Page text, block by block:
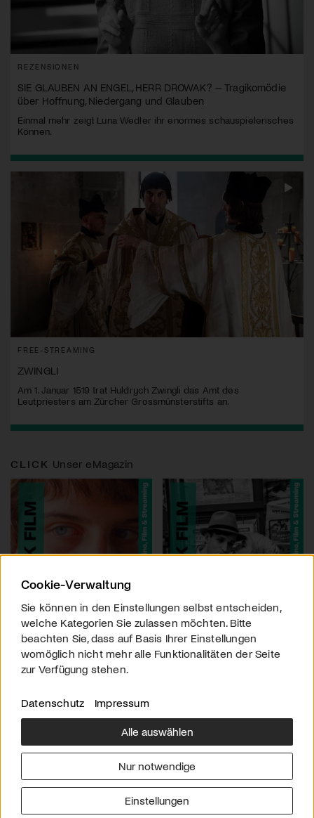
REZENSIONEN
SIE GLAUBEN AN ENGEL, HERR DROWAK? – Tragikomödie
über Hoffnung, Niedergang und Glauben
Einmal mehr zeigt Luna Wedler ihr enormes schauspielerisches
Können.
FREE-STREAMING
ZWINGLI
Am 1. Januar 1519 trat Huldrych Zwingli das Amt des
Leutpriesters am Zürcher Grossmünsterstifts an.
CLICK Unser eMagazin
Über uns
Downloads
Werben
Impressum
Cookie-Verwaltung
Sie können in den Einstellungen selbst entscheiden,
welche Kategorien Sie zulassen möchten. Bitte
beachten Sie, dass auf Basis Ihrer Einstellungen
womöglich nicht mehr alle Funktionalitäten der Seite
zur Verfügung stehen.
Datenschutz Impressum
Alle auswählen
Nur notwendige
Einstellungen